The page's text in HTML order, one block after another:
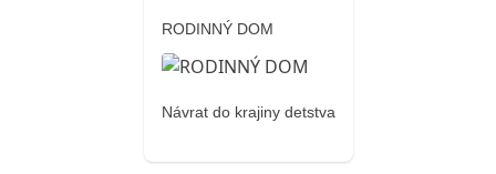
RODINNÝ DOM
Návrat do krajiny detstva